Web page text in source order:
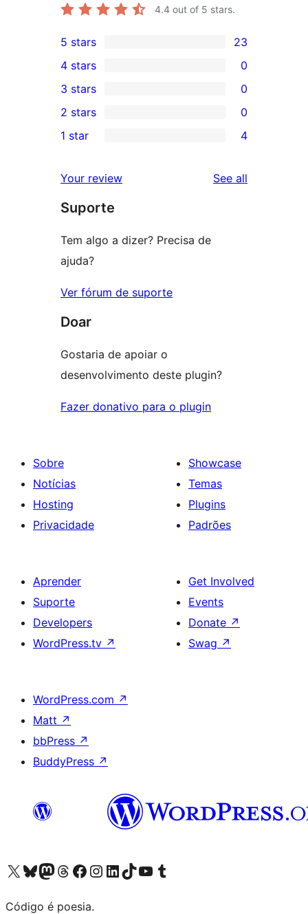
4.4 out of 5 stars.
23
5-
star
reviews
5 stars 23
4-
star
reviews
4 stars 0
0
3-
star
3 stars 0
2-
reviews
2 stars 0
star
reviews
1 star 4
Your review See all
Suporte
Tem algo a dizer? Precisa de
ajuda?
Ver fórum de suporte
Doar
Gostaria de apoiar o
desenvolvimento deste plugin?
Fazer donativo para o plugin
Sobre
Notícias
Hosting
Privacidade
Showcase
Temas
Plugins
Padrões
Aprender
Suporte
Developers
WordPress.tv ↗
Get Involved
Events
Donate ↗
Swag ↗
WordPress.com ↗
Matt ↗
bbPress ↗
BuddyPress ↗
Visite a nossa conta X (antigo Twitter)
Visit our Bluesky account
Visit our Mastodon account
Visit our Threads account
Visite a nossa página do Facebook
Visite a nossa conta no Instagram
Visite a nossa conta no LinkedIn
Visit our TikTok account
Visit our YouTube channel
Visit our Tumblr account
Código é poesia.